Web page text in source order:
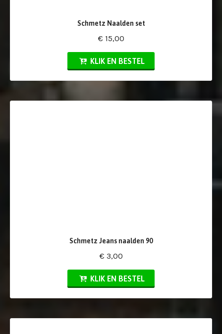
Schmetz Naalden set
€ 15,00
KLIK EN BESTEL
Schmetz Jeans naalden 90
€ 3,00
KLIK EN BESTEL